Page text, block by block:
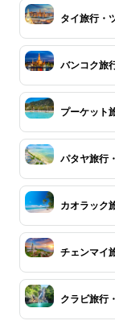
タイ旅行・
バンコク旅
プーケット
パタヤ旅行
カオラック
チェンマイ
クラビ旅行